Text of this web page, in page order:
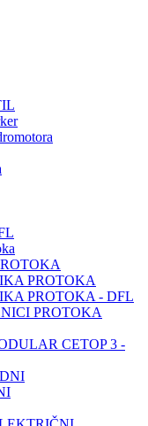
PROTOKA
PROTOKA - DFL
PROTOKA
CETOP 3 -